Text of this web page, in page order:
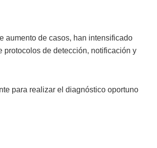
aumento de casos, han intensificado
protocolos de detección, notificación y
para realizar el diagnóstico oportuno